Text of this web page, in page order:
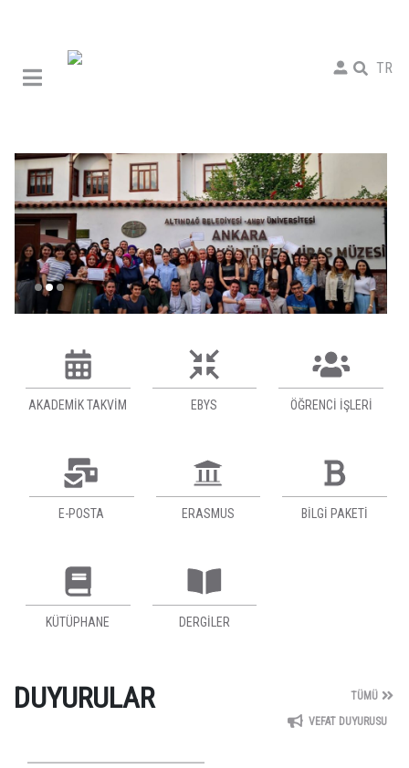
TR
AKADEMIK TAKVIM EBYS ÖĞRENCI İŞLERI
E-POSTA ERASMUS BİLGİ PAKETİ
KÜTÜPHANE DERGILER
DUYURULAR
VEFAT DUYURUSU
TÜMÜ